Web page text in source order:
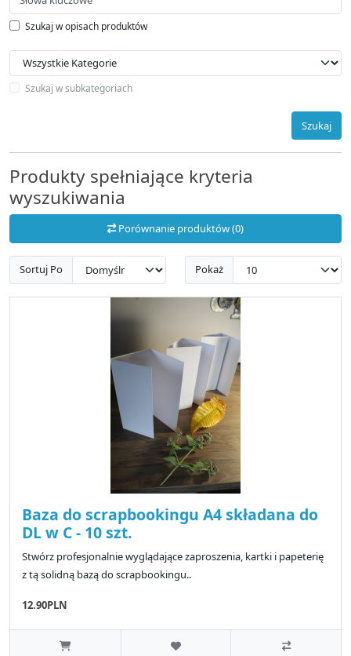
Szukaj w opisach produktów
Szukaj w subkategoriach
Szukaj
Produkty spełniające kryteria
wyszukiwania
Porównanie produktów (0)
Sortuj Po Pokaż
Baza do scrapbookingu A4 składana do
DL w C - 10 szt.
Stwórz profesjonalnie wyglądające zaproszenia, kartki i papeterię
z tą solidną bazą do scrapbookingu..
12.90PLN